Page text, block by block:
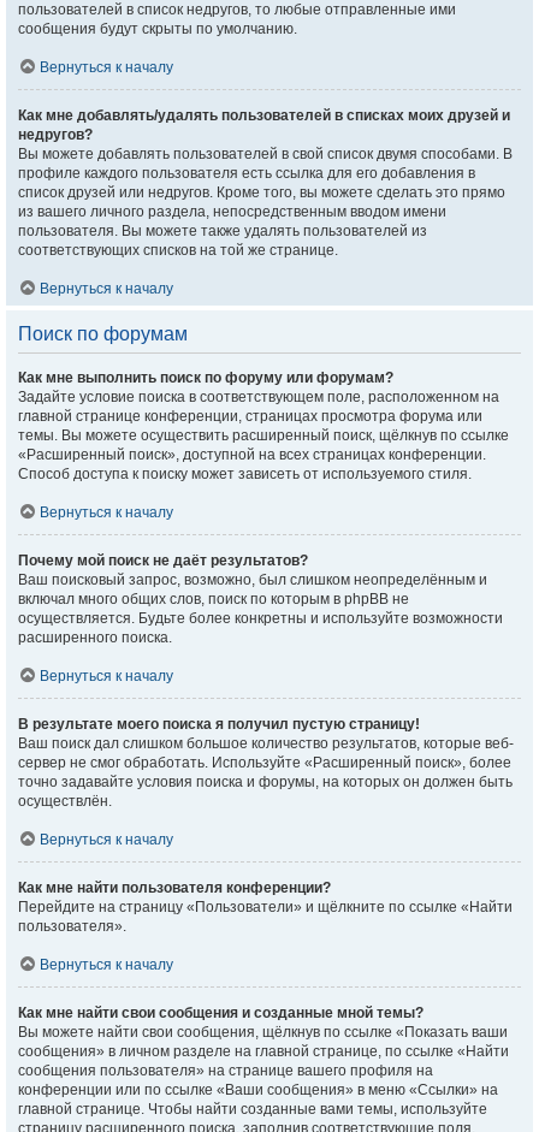
пользователей в список недругов, то любые отправленные ими
сообщения будут скрыты по умолчанию.
Вернуться к началу
Как мне добавлять/удалять пользователей в списках моих друзей и
недругов?
Вы можете добавлять пользователей в свой список двумя способами. В
профиле каждого пользователя есть ссылка для его добавления в
список друзей или недругов. Кроме того, вы можете сделать это прямо
из вашего личного раздела, непосредственным вводом имени
пользователя. Вы можете также удалять пользователей из
соответствующих списков на той же странице.
Вернуться к началу
Поиск по форумам
Как мне выполнить поиск по форуму или форумам?
Задайте условие поиска в соответствующем поле, расположенном на
главной странице конференции, страницах просмотра форума или
темы. Вы можете осуществить расширенный поиск, щёлкнув по ссылке
«Расширенный поиск», доступной на всех страницах конференции.
Способ доступа к поиску может зависеть от используемого стиля.
Вернуться к началу
Почему мой поиск не даёт результатов?
Ваш поисковый запрос, возможно, был слишком неопределённым и
включал много общих слов, поиск по которым в phpBB не
осуществляется. Будьте более конкретны и используйте возможности
расширенного поиска.
Вернуться к началу
В результате моего поиска я получил пустую страницу!
Ваш поиск дал слишком большое количество результатов, которые веб-
сервер не смог обработать. Используйте «Расширенный поиск», более
точно задавайте условия поиска и форумы, на которых он должен быть
осуществлён.
Вернуться к началу
Как мне найти пользователя конференции?
Перейдите на страницу «Пользователи» и щёлкните по ссылке «Найти
пользователя».
Вернуться к началу
Как мне найти свои сообщения и созданные мной темы?
Вы можете найти свои сообщения, щёлкнув по ссылке «Показать ваши
сообщения» в личном разделе на главной странице, по ссылке «Найти
сообщения пользователя» на странице вашего профиля на
конференции или по ссылке «Ваши сообщения» в меню «Ссылки» на
главной странице. Чтобы найти созданные вами темы, используйте
страницу расширенного поиска, заполнив соответствующие поля.